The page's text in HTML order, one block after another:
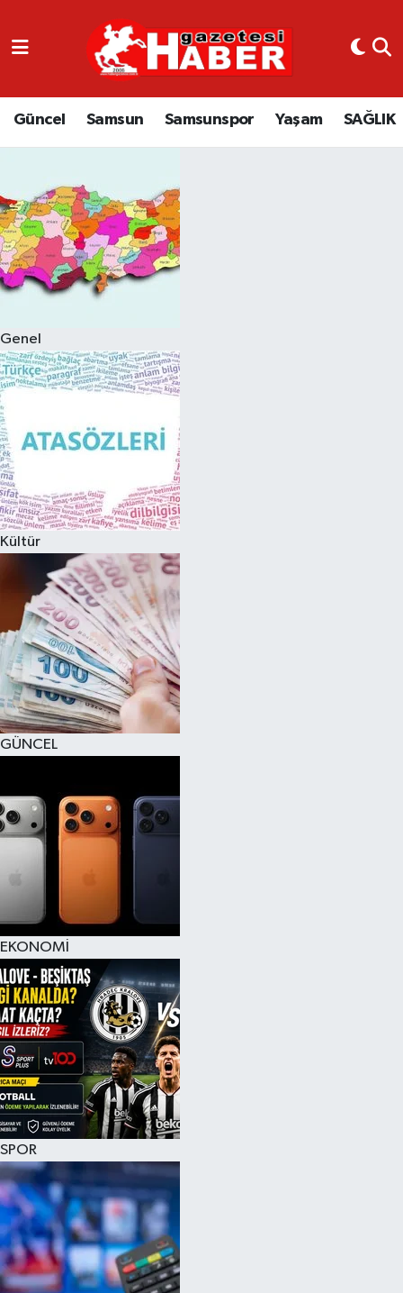
Güncel Samsun Samsunspor Yaşam SAĞLIK
Genel
Kültür
GÜNCEL
EKONOMİ
SPOR
GÜNCEL
SAMSUN
EKONOMİ
YAŞAM